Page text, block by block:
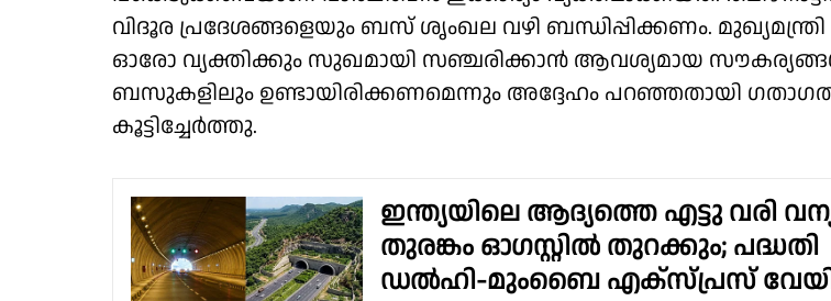
വിദൂര പ്രദേശങ്ങളെയും ബസ് ശൃംഖല വഴി ബന്ധിപ്പിക്കണം. മുഖ്യമന്ത്രി
ഓരോ വ്യക്തിക്കും സുഖമായി സഞ്ചരിക്കാൻ ആവശ്യമായ
ബസുകളിലും ഉണ്ടായിരിക്കണമെന്നും അദ്ദേഹം പറഞ്ഞതായി ഗതാഗത
കൂട്ടിച്ചേർത്തു.
ഇന്ത്യയിലെ ആദ്യത്തെ എട്ടു വരി
തുരങ്കം ഓഗസ്റ്റിൽ തുറക്കും; പദ്ധതി
ഡൽഹി-മുംബൈ എക്സ്പ്രസ്